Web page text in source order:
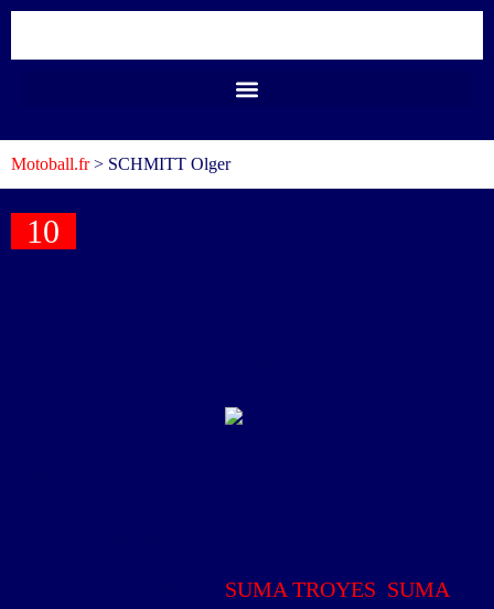
Motoball.fr> SCHMITT Olger
10
SUMA TROYES SUMA